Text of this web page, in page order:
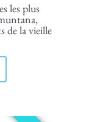
les plus
de la vieille